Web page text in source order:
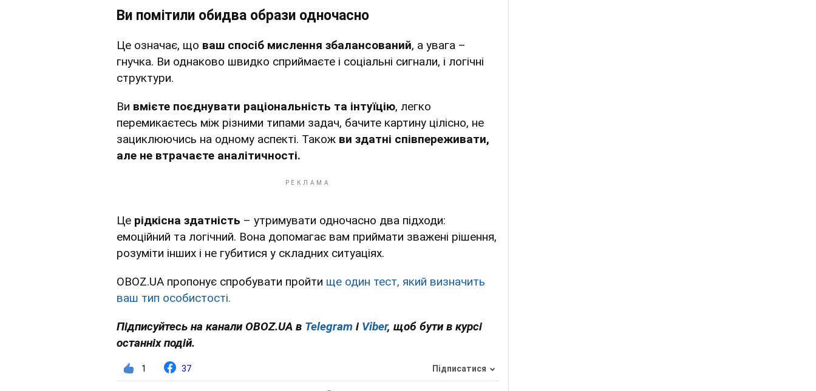
Ви помітили обидва образи одночасно
Це означає, що ваш спосіб мислення збалансований, а увага –
гнучка. Ви однаково швидко сприймаєте і соціальні сигнали, і логічні
структури.
Ви вмієте поєднувати раціональність та інтуїцію, легко
перемикаєтесь між різними типами задач, бачите картину цілісно, не
зациклюючись на одному аспекті. Також ви здатні співпереживати,
але не втрачаєте аналітичності.
Це рідкісна здатність – утримувати одночасно два підходи:
емоційний та логічний. Вона допомагає вам приймати зважені рішення,
розуміти інших і не губитися у складних ситуаціях.
OBOZ.UA пропонує спробувати пройти ще один тест, який визначить
ваш тип особистості.
Підписуйтесь на канали OBOZ.UA в Telegram і Viber, щоб бути в курсі
останніх подій.
1 37 Підписатися